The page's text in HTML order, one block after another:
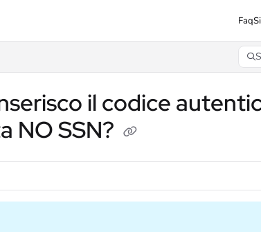
Faq
il codice
NO SSN?